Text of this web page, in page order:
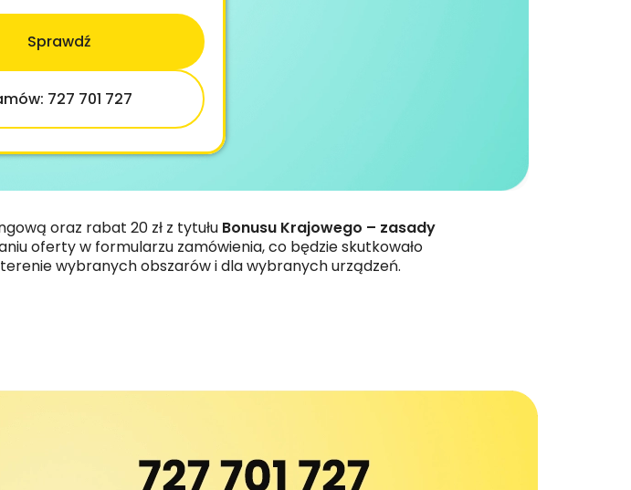
Sprawdź
727 701 727
oraz rabat 20 zł z tytułu Bonusu Krajowego – zasady
oferty w formularzu zamówienia, co będzie skutkowało
wybranych obszarów i dla wybranych urządzeń.